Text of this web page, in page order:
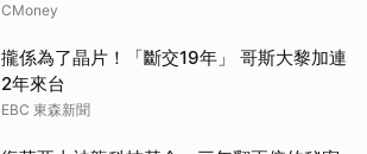
CMoney
攏係為了晶片！「斷交19年」 哥斯大黎加連
2年來台
EBC 東森新聞